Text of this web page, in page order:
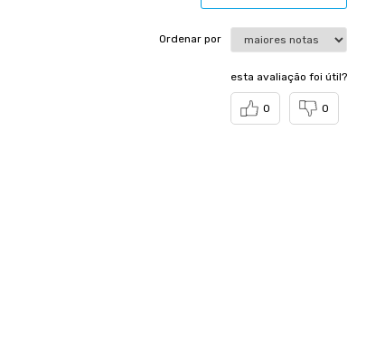
Ordenar por
esta avaliação foi útil?
0 0